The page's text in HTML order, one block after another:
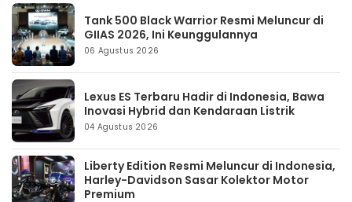
Tank 500 Black Warrior Resmi Meluncur di
GIIAS 2026, Ini Keunggulannya
06 Agustus 2026
Lexus ES Terbaru Hadir di Indonesia, Bawa
Inovasi Hybrid dan Kendaraan Listrik
04 Agustus 2026
Liberty Edition Resmi Meluncur di Indonesia,
Harley-Davidson Sasar Kolektor Motor
Premium